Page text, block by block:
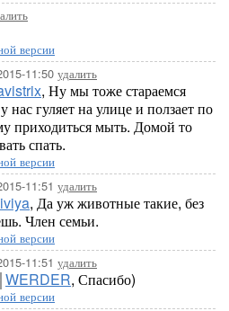
версии
11:50 удалить
, Ну мы тоже стараемся
гуляет на улице и ползает по
приходиться мыть. Домой то
спать.
версии
11:51 удалить
, Да уж животные такие, без
Член семьи.
версии
11:51 удалить
WERDER, Спасибо)
версии